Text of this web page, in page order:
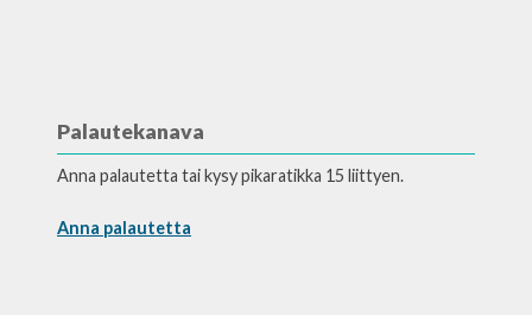
Palautekanava
Anna palautetta tai kysy pikaratikka 15 liittyen.
Anna palautetta